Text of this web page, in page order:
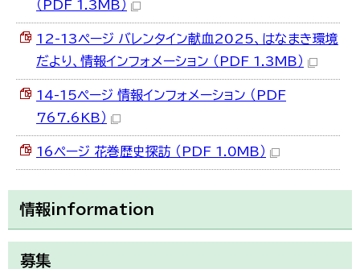
（PDF 1.3MB）
12-13ページ バレンタイン献血2025、はなまき環境
だより、情報インフォメーション （PDF 1.3MB）
14-15ページ 情報インフォメーション （PDF
767.6KB）
16ページ 花巻歴史探訪 （PDF 1.0MB）
情報information
募集